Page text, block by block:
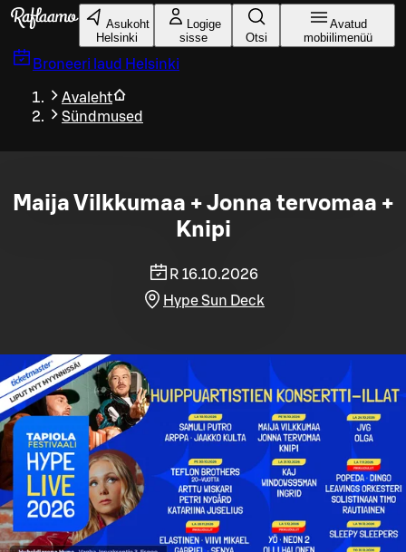
Liigu peamise sisu juurde
Asukoht
Helsinki
Logige
sisse
Otsi
Avatud
mobiilimenüü
Broneeri laud Helsinki
Avaleht
Sündmused
Maija Vilkkumaa + Jonna tervomaa +
Knipi
R 16.10.2026
Hype Sun Deck